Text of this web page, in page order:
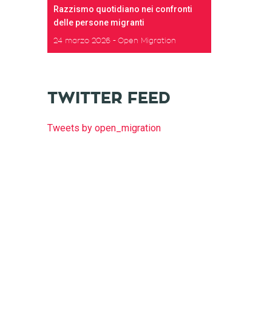
Razzismo quotidiano nei confronti
delle persone migranti
24 marzo 2026 Open Migration
TWITTER FEED
Tweets by open_migration